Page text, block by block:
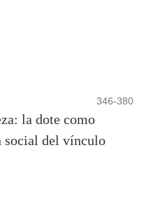
346-380
la dote como
social del vínculo